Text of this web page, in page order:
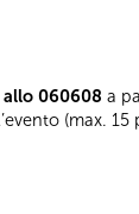
060608 a
(max. 15